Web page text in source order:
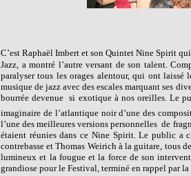
C’est Raphaël Imbert et son Quintet Nine Spirit
Jazz, a montré l’autre versant de son talent.
paralyser tous les orages alentour, qui ont laissé
musique de jazz avec des escales marquant ses
bourrée devenue si exotique à nos oreilles. Le
imaginaire de l’atlantique noir d’une des
l’une des meilleures versions personnelles de
étaient réunies dans ce Nine Spirit. Le public a
contrebasse et Thomas Weirich à la guitare, tous
lumineux et la fougue et la force de son
grandiose pour le Festival, terminé en rappel par